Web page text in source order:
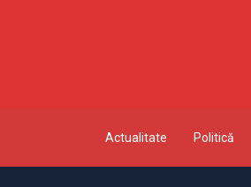
Actualitate Politică